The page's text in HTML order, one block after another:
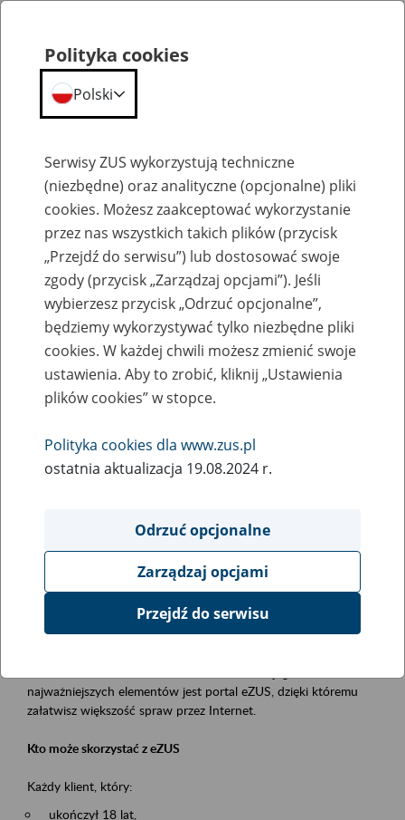
Szkolenia
Zaproś ZUS do siebie - zakładanie profili
eZUS w siedzibie Twojej firmy
Rodzaj wydarzenia
Szkolenia
Obszar merytoryczny
obsługa klientów
Opis wydarzenia
Platforma Usług Elektronicznych ZUS eZUS
najważniejszych elementów jest portal eZUS, dzięki któremu
załatwisz większość spraw przez Internet.
Kto może skorzystać z eZUS
Każdy klient, który:
ukończył 18 lat,
Polityka cookies
Polski
Serwisy ZUS wykorzystują techniczne
(niezbędne) oraz analityczne (opcjonalne) pliki
cookies. Możesz zaakceptować wykorzystanie
przez nas wszystkich takich plików (przycisk
„Przejdź do serwisu”) lub dostosować swoje
zgody (przycisk „Zarządzaj opcjami”). Jeśli
wybierzesz przycisk „Odrzuć opcjonalne”,
będziemy wykorzystywać tylko niezbędne pliki
cookies. W każdej chwili możesz zmienić swoje
ustawienia. Aby to zrobić, kliknij „Ustawienia
plików cookies” w stopce.
Polityka cookies dla www.zus.pl
ostatnia aktualizacja 19.08.2024 r.
Odrzuć opcjonalne
Zarządzaj opcjami
Przejdź do serwisu